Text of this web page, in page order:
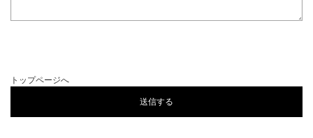
トップページへ